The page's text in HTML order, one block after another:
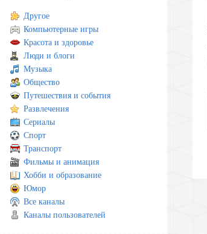
Другое
Компьютерные игры
Красота и здоровье
Люди и блоги
Музыка
Общество
Путешествия и события
Развлечения
Сериалы
Спорт
Транспорт
Фильмы и анимация
Хобби и образование
Юмор
Все каналы
Каналы пользователей